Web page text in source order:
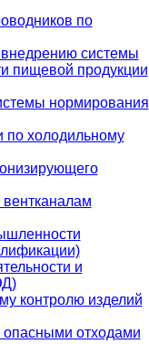
по
системы
пищевой продукции
нормирования
холодильному
и
контролю изделий
отходами